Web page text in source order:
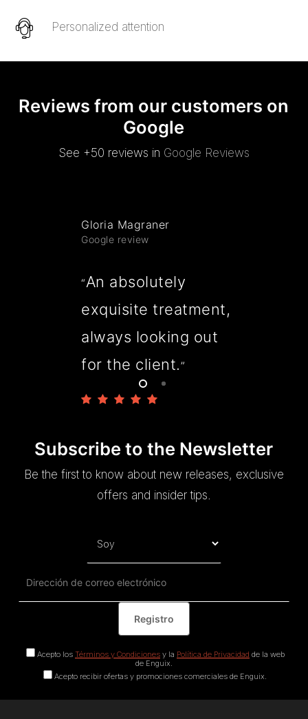
Personalized attention
Reviews from our customers on
Google
See +50 reviews in Google Reviews
Gloria Magraner
Google review
“An absolutely
exquisite treatment,
always looking out
for the client.”
Subscribe to the Newsletter
Be the first to know about new releases, exclusive
offers and insider tips.
Acepto los Términos y Condicionesy la Política de Privacidad de la web
de Enguix.
Acepto recibir ofertas y promociones comerciales de Enguix.